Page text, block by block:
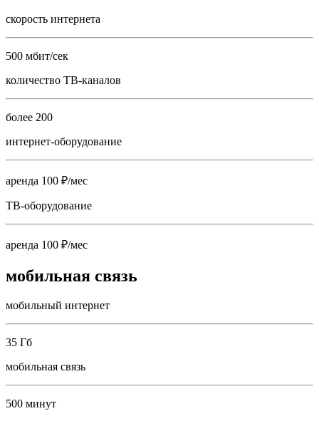
скорость интернета
500 мбит/сек
количество ТВ-каналов
более 200
интернет-оборудование
аренда 100 ₽/мес
ТВ-оборудование
аренда 100 ₽/мес
мобильная связь
мобильный интернет
35 Гб
мобильная связь
500 минут